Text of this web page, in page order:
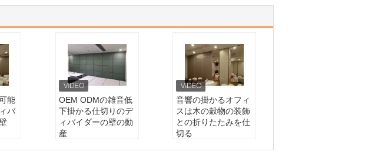
能
バ
OEM ODMの雑音低
下掛かる仕切りのデ
ィバイダーの壁の動
産
音響の掛かるオフィ
スは木の穀物の装飾
との折りたたみを仕
切る